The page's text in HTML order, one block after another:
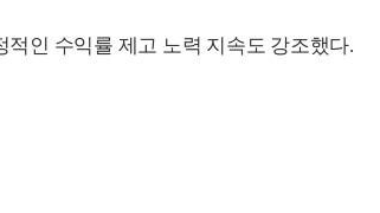
인 수익률 제고 노력 지속도 강조했다.